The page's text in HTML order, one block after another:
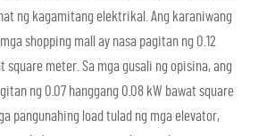
ng kagamitang elektrikal. Ang karaniwang
shopping mall ay nasa pagitan ng 0.12
square meter. Sa mga gusali ng opisina, ang
ng 0.07 hanggang 0.08 kW bawat square
pangunahing load tulad ng mga elevator,